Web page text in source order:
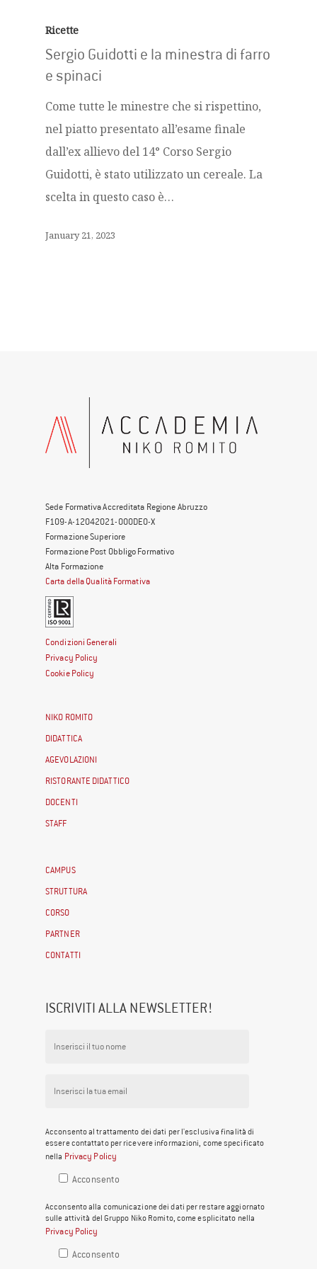
Ricette
Sergio Guidotti e la minestra di farro
e spinaci
Come tutte le minestre che si rispettino,
nel piatto presentato all’esame finale
dall’ex allievo del 14° Corso Sergio
Guidotti, è stato utilizzato un cereale. La
scelta in questo caso è…
January 21, 2023
Sede Formativa Accreditata Regione Abruzzo
F109-A-12042021-000DE0-X
Formazione Superiore
Formazione Post Obbligo Formativo
Alta Formazione
Carta della Qualità Formativa
Condizioni Generali
Privacy Policy
Cookie Policy
NIKO ROMITO
DIDATTICA
AGEVOLAZIONI
RISTORANTE DIDATTICO
DOCENTI
STAFF
CAMPUS
STRUTTURA
CORSO
PARTNER
CONTATTI
ISCRIVITI ALLA NEWSLETTER!
Acconsento al trattamento dei dati per l'esclusiva finalità di
essere contattato per ricevere informazioni, come specificato
nella Privacy Policy
Acconsento
Acconsento alla comunicazione dei dati per restare aggiornato
sulle attività del Gruppo Niko Romito, come esplicitato nella
Privacy Policy
Acconsento